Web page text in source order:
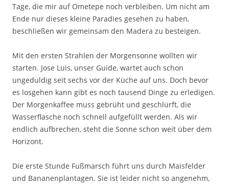
Tage, die mir auf Ometepe noch verbleiben. Um nicht am
Ende nur dieses kleine Paradies gesehen zu haben,
beschließen wir gemeinsam den Madera zu besteigen.
Mit den ersten Strahlen der Morgensonne wollten wir
starten. Jose Luis, unser Guide, wartet auch schon
ungeduldig seit sechs vor der Küche auf uns. Doch bevor
es losgehen kann gibt es noch tausend Dinge zu erledigen.
Der Morgenkaffee muss gebrüht und geschlürft, die
Wasserflasche noch schnell aufgefüllt werden. Als wir
endlich aufbrechen, steht die Sonne schon weit über dem
Horizont.
Die erste Stunde Fußmarsch führt uns durch Maisfelder
und Bananenplantagen. Sie ist leider nicht so angenehm,